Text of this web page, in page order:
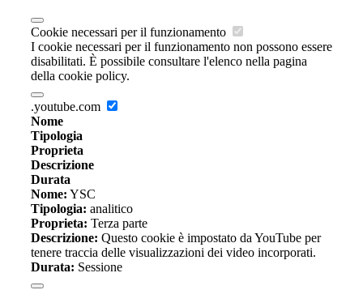
Cookie necessari per il funzionamento
I cookie necessari per il funzionamento non possono essere
disabilitati. È possibile consultare l'elenco nella pagina
della cookie policy.
.youtube.com
Nome
Tipologia
Proprieta
Descrizione
Durata
Nome: YSC
Tipologia: analitico
Proprieta: Terza parte
Descrizione: Questo cookie è impostato da YouTube per
tenere traccia delle visualizzazioni dei video incorporati.
Durata: Sessione